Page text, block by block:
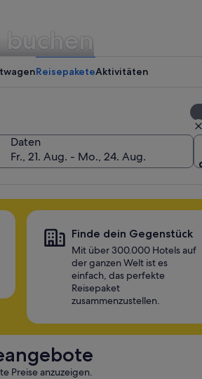
buchen
zu sparen
ReisepaketeAktivitäten
Daten
Fr., 21. Aug. - Mo., 24. Aug.
Finde dein Gegenstück
Mit über 300.000 Hotels auf
der ganzen Welt ist es
einfach, das perfekte
Reisepaket
zusammenzustellen.
Preise anzuzeigen.